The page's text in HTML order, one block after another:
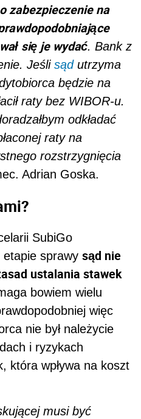
zabezpieczenie na
się je wydać. Bank z
Jeśli sądutrzyma
będzie na
raty bez WIBOR-u.
odkładać
raty na
rozstrzygnięcia
Adrian Goska.
SubiGo
sprawy sąd nie
ustalania stawek
bowiem wielu
więc
nie był należycie
i ryzykach
która wpływa na koszt
musi być